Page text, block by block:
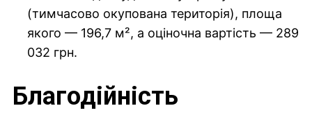
(тимчасово окупована територія), площа
якого — 196,7 м², а оціночна вартість — 289
032 грн.
Благодійність